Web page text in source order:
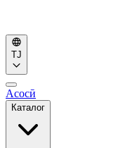
TJ
Асосӣ
Каталог